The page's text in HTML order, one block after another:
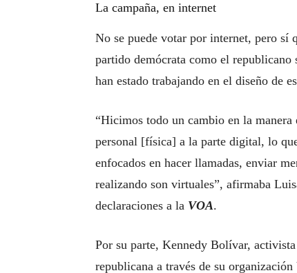
La campaña, en internet
No se puede votar por internet, pero sí
partido demócrata como el
han estado trabajando en el diseño de
“Hicimos todo un cambio en la
personal [física] a la parte digital, lo
enfocados en hacer llamadas, enviar
realizando son virtuales”, afirmaba
declaraciones a la VOA.
Por su parte, Kennedy Bolívar,
republicana a través de su